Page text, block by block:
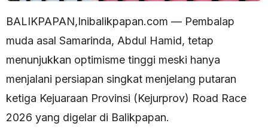
BALIKPAPAN,Inibalikpapan.com — Pembalap
muda asal Samarinda, Abdul Hamid, tetap
menunjukkan optimisme tinggi meski hanya
menjalani persiapan singkat menjelang putaran
ketiga Kejuaraan Provinsi (Kejurprov) Road Race
2026 yang digelar di Balikpapan.